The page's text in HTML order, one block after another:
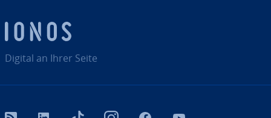
Digital an Ihrer Seite